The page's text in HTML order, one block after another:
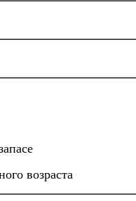
возраста